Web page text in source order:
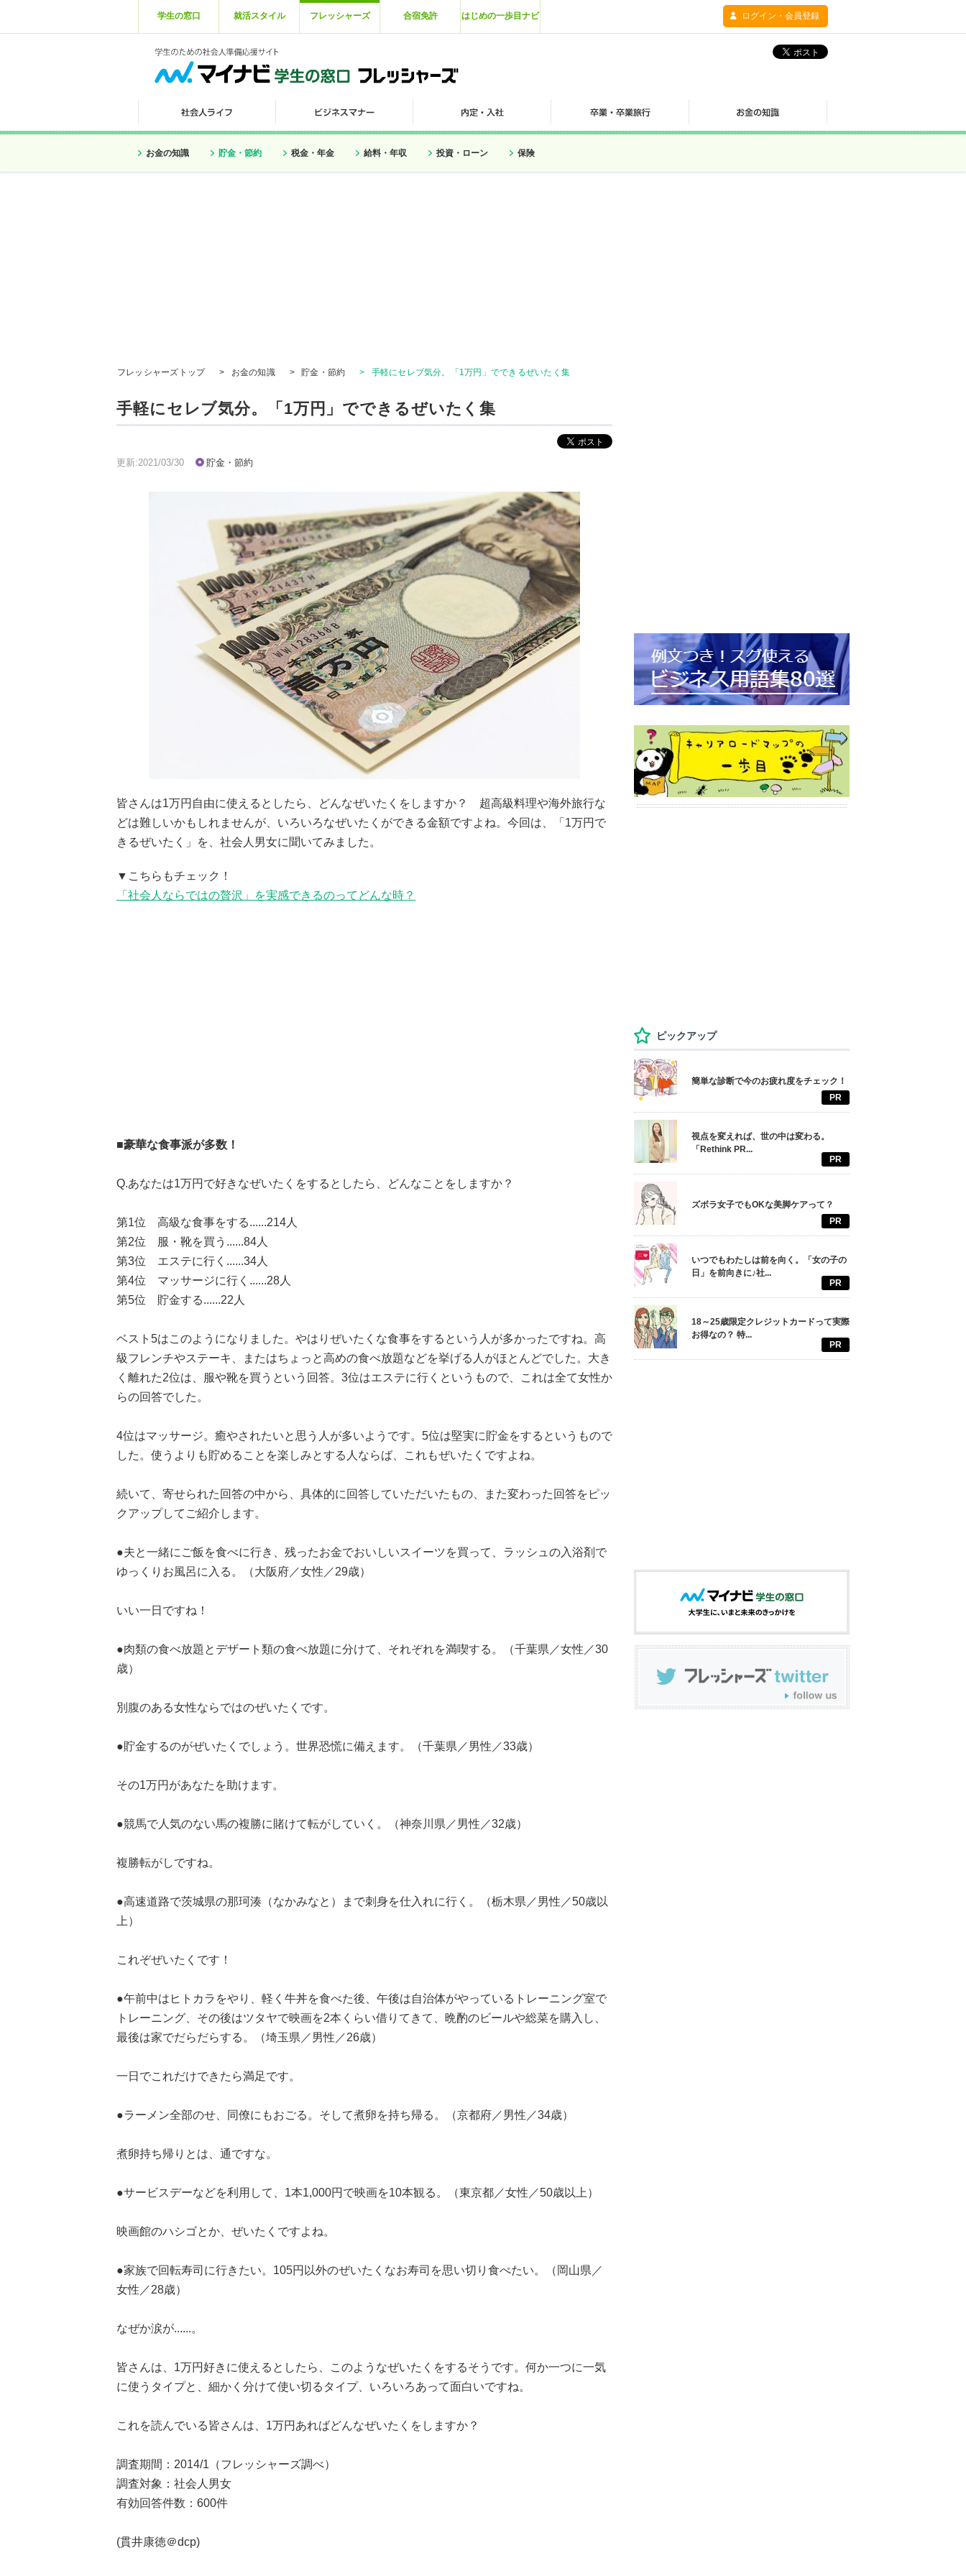
学生の窓口 就活スタイル フレッシャーズ 合宿免許 はじめの一歩目ナビ ログイン・会員登録
お金の知識 貯金・節約 税金・年金 給料・年収 投資・ローン 保険
フレッシャーズトップ > お金の知識 > 貯金・節約 > 手軽にセレブ気分。「1万円」でできるぜいたく集
手軽にセレブ気分。「1万円」でできるぜいたく集
更新:2021/03/30 貯金・節約
皆さんは1万円自由に使えるとしたら、どんなぜいたくをしますか？ 超高級料理や海外旅行な
どは難しいかもしれませんが、いろいろなぜいたくができる金額ですよね。今回は、「1万円で
きるぜいたく」を、社会人男女に聞いてみました。
▼こちらもチェック！
「社会人ならではの贅沢」を実感できるのってどんな時？
■豪華な食事派が多数！
Q.あなたは1万円で好きなぜいたくをするとしたら、どんなことをしますか？
第1位 高級な食事をする......214人
第2位 服・靴を買う......84人
第3位 エステに行く......34人
第4位 マッサージに行く......28人
第5位 貯金する......22人
ベスト5はこのようになりました。やはりぜいたくな食事をするという人が多かったですね。高
級フレンチやステーキ、またはちょっと高めの食べ放題などを挙げる人がほとんどでした。大き
く離れた2位は、服や靴を買うという回答。3位はエステに行くというもので、これは全て女性か
らの回答でした。
4位はマッサージ。癒やされたいと思う人が多いようです。5位は堅実に貯金をするというもので
した。使うよりも貯めることを楽しみとする人ならば、これもぜいたくですよね。
続いて、寄せられた回答の中から、具体的に回答していただいたもの、また変わった回答をピッ
クアップしてご紹介します。
●夫と一緒にご飯を食べに行き、残ったお金でおいしいスイーツを買って、ラッシュの入浴剤で
ゆっくりお風呂に入る。（大阪府／女性／29歳）
いい一日ですね！
●肉類の食べ放題とデザート類の食べ放題に分けて、それぞれを満喫する。（千葉県／女性／30
歳）
別腹のある女性ならではのぜいたくです。
●貯金するのがぜいたくでしょう。世界恐慌に備えます。（千葉県／男性／33歳）
その1万円があなたを助けます。
●競馬で人気のない馬の複勝に賭けて転がしていく。（神奈川県／男性／32歳）
複勝転がしですね。
●高速道路で茨城県の那珂湊（なかみなと）まで刺身を仕入れに行く。（栃木県／男性／50歳以
上）
これぞぜいたくです！
●午前中はヒトカラをやり、軽く牛丼を食べた後、午後は自治体がやっているトレーニング室で
トレーニング、その後はツタヤで映画を2本くらい借りてきて、晩酌のビールや総菜を購入し、
最後は家でだらだらする。（埼玉県／男性／26歳）
一日でこれだけできたら満足です。
●ラーメン全部のせ、同僚にもおごる。そして煮卵を持ち帰る。（京都府／男性／34歳）
煮卵持ち帰りとは、通ですな。
●サービスデーなどを利用して、1本1,000円で映画を10本観る。（東京都／女性／50歳以上）
映画館のハシゴとか、ぜいたくですよね。
●家族で回転寿司に行きたい。105円以外のぜいたくなお寿司を思い切り食べたい。（岡山県／
女性／28歳）
なぜか涙が......。
皆さんは、1万円好きに使えるとしたら、このようなぜいたくをするそうです。何か一つに一気
に使うタイプと、細かく分けて使い切るタイプ、いろいろあって面白いですね。
これを読んでいる皆さんは、1万円あればどんなぜいたくをしますか？
調査期間：2014/1（フレッシャーズ調べ）
調査対象：社会人男女
有効回答件数：600件
(貫井康徳＠dcp)
ピックアップ
簡単な診断で今のお疲れ度をチェック！
PR
視点を変えれば、世の中は変わる。
「Rethink PR...
PR
ズボラ女子でもOKな美脚ケアって？
PR
いつでもわたしは前を向く。「女の子の
日」を前向きに♪社...
PR
18～25歳限定クレジットカードって実際
お得なの？ 特...
PR